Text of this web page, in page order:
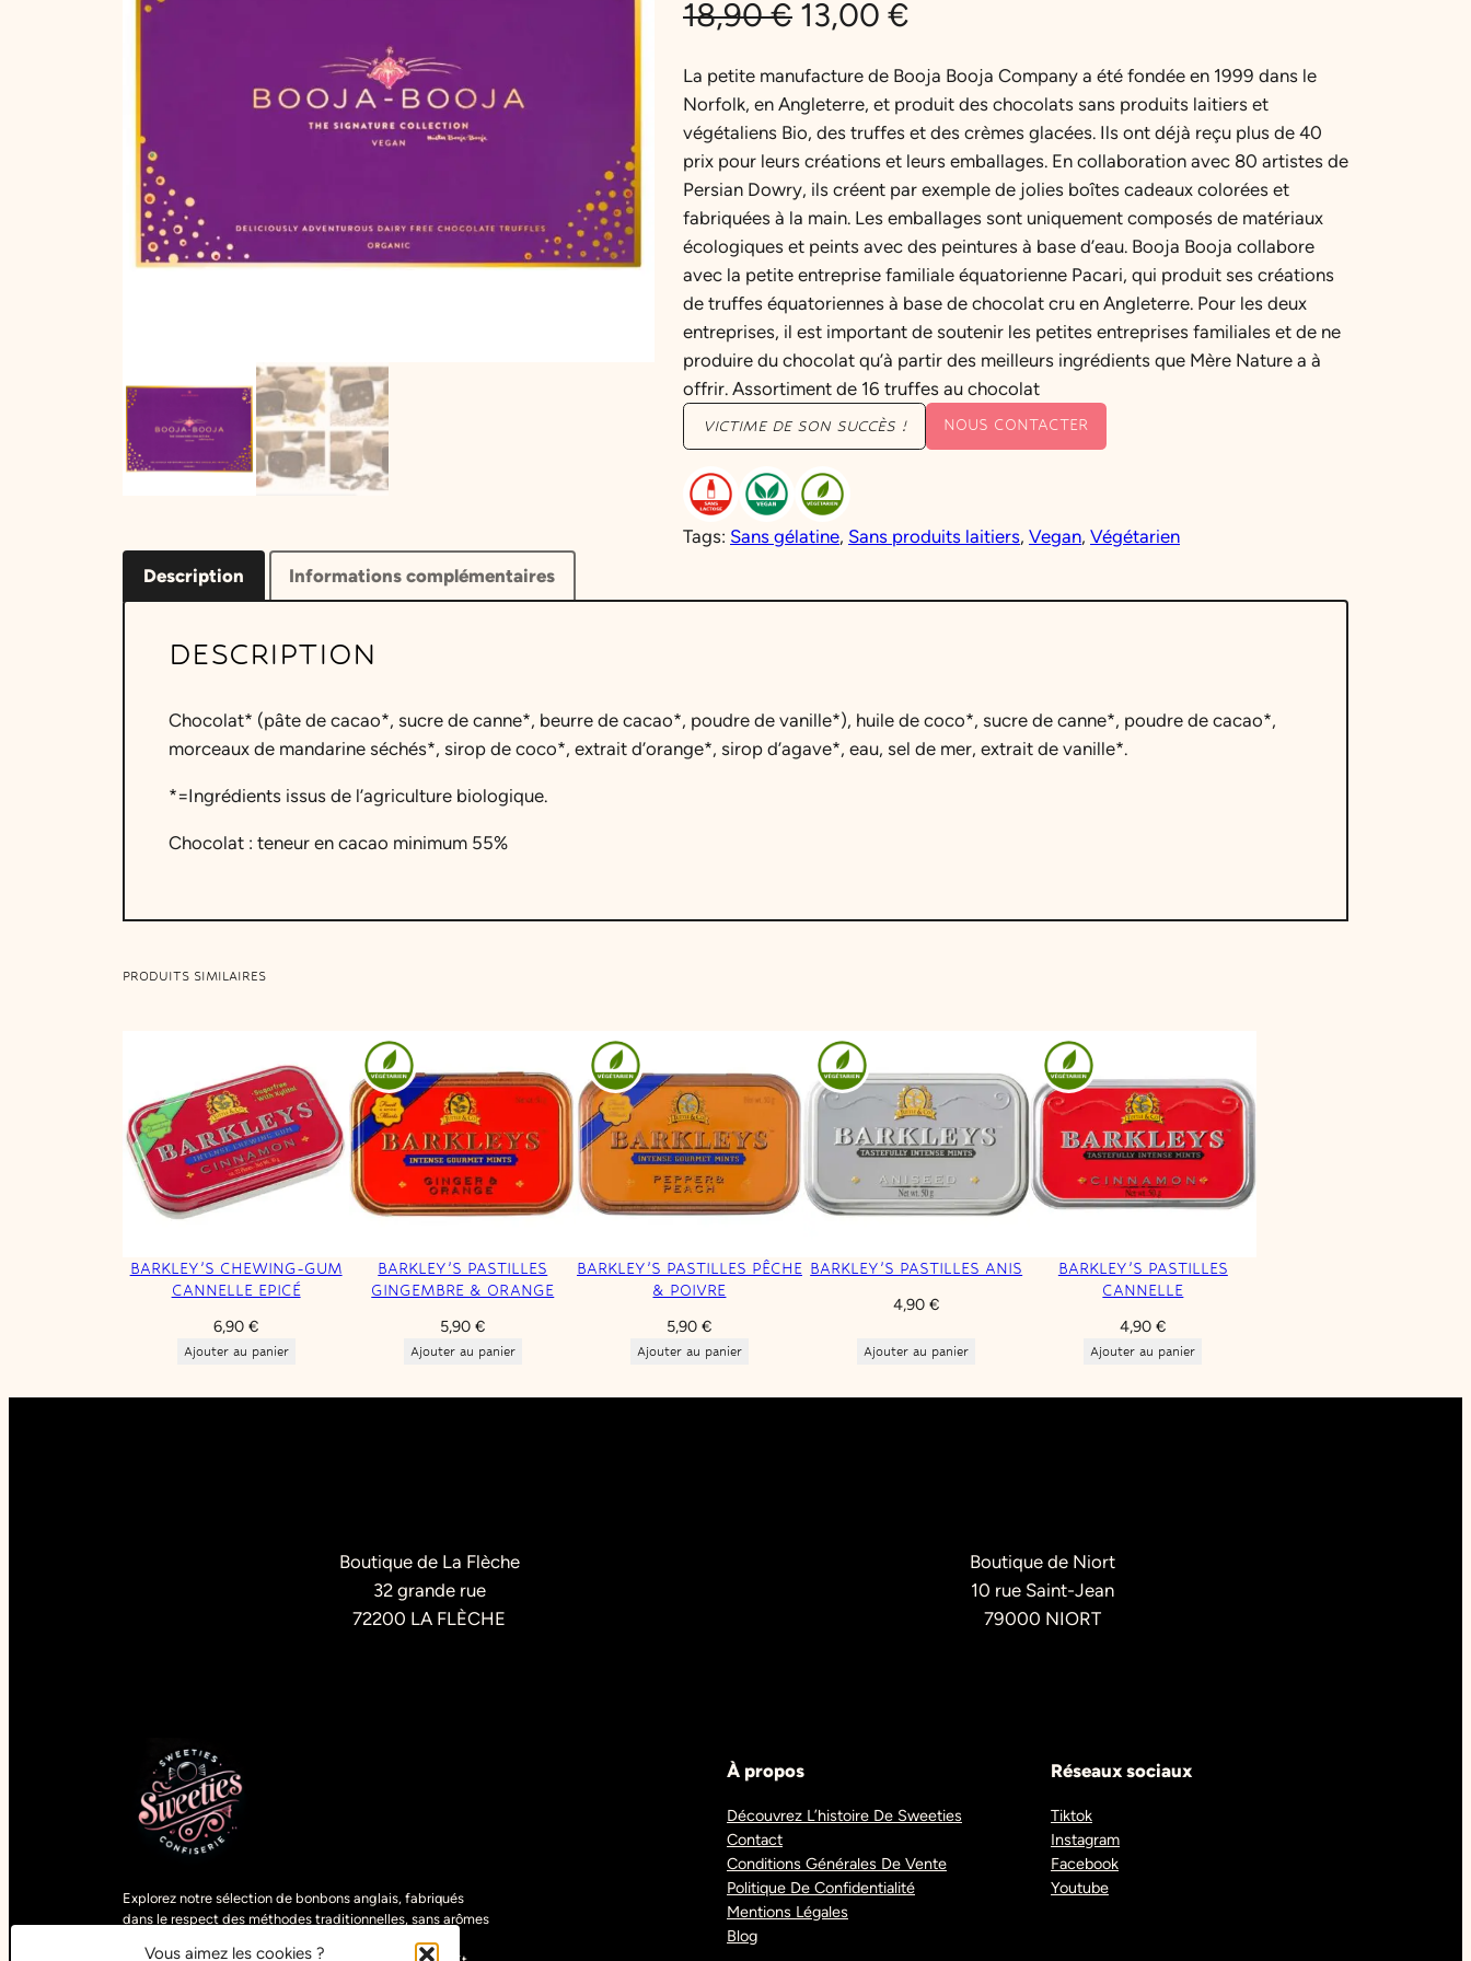
Vous aimez les cookies ?
18,90€ L
e
p
r
i
x
i
n
i
t
i
a
l
a
,
0
13,00 €
e
p
r
i
x
a
c
t
u
l
e
€
.
La petite manufacture de Booja Booja Company a été fondée en 1999 dans le
Norfolk, en Angleterre, et produit des chocolats sans produits laitiers et
végétaliens Bio, des truffes et des crèmes glacées. Ils ont déjà reçu plus de 40
prix pour leurs créations et leurs emballages. En collaboration avec 80 artistes de
Persian Dowry, ils créent par exemple de jolies boîtes cadeaux colorées et
fabriquées à la main. Les emballages sont uniquement composés de matériaux
écologiques et peints avec des peintures à base d’eau. Booja Booja collabore
avec la petite entreprise familiale équatorienne Pacari, qui produit ses créations
de truffes équatoriennes à base de chocolat cru en Angleterre. Pour les deux
entreprises, il est important de soutenir les petites entreprises familiales et de ne
produire du chocolat qu’à partir des meilleurs ingrédients que Mère Nature a à
offrir. Assortiment de 16 truffes au chocolat
VICTIME DE SON SUCCÈS ! NOUS CONTACTER
Tags: Sans gélatine, Sans produits laitiers, Vegan, Végétarien
Description
Informations complémentaires
DESCRIPTION
Chocolat* (pâte de cacao*, sucre de canne*, beurre de cacao*, poudre de vanille*), huile de coco*, sucre de canne*, poudre de cacao*,
morceaux de mandarine séchés*, sirop de coco*, extrait d’orange*, sirop d’agave*, eau, sel de mer, extrait de vanille*.
*=Ingrédients issus de l’agriculture biologique.
Chocolat : teneur en cacao minimum 55%
PRODUITS SIMILAIRES
BARKLEY’S CHEWING-GUM
CANNELLE EPICÉ
6,90 €
Ajouter au panier
BARKLEY’S PASTILLES
GINGEMBRE & ORANGE
5,90 €
Ajouter au panier
BARKLEY’S PASTILLES PÊCHE
& POIVRE
5,90 €
Ajouter au panier
BARKLEY’S PASTILLES ANIS
4,90 €
Ajouter au panier
BARKLEY’S PASTILLES
CANNELLE
4,90 €
Ajouter au panier
Boutique de La Flèche
32 grande rue
72200 LA FLÈCHE
Boutique de Niort
10 rue Saint-Jean
79000 NIORT
Explorez notre sélection de bonbons anglais, fabriqués
dans le respect des méthodes traditionnelles, sans arômes
artificiels. Découvrez des gourmandises uniques,
À propos
Découvrez L’histoire De Sweeties
Contact
Conditions Générales De Vente
Politique De Confidentialité
Mentions Légales
Blog
Réseaux sociaux
Tiktok
Instagram
Facebook
Youtube